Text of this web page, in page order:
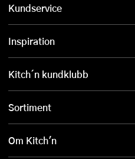
Kundservice
Inspiration
Kitch´n kundklubb
Sortiment
Om Kitch'n